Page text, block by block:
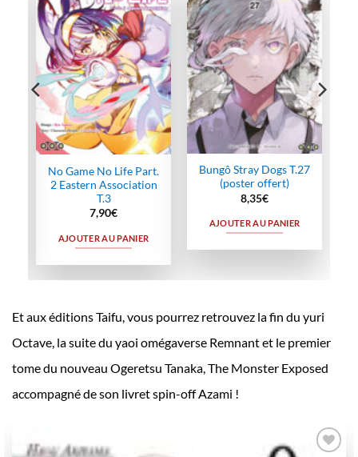
Ajouter
à la
wishlist
No Game No Life Part.
2 Eastern Association
T.3
7,90€
AJOUTER AU PANIER
Ajouter
à la
wishlist
Bungô Stray Dogs T.27
(poster offert)
8,35€
AJOUTER AU PANIER
Et aux éditions Taifu, vous pourrez retrouvez la fin du yuri
Octave, la suite du yaoi omégaverse Remnant et le premier
tome du nouveau Ogeretsu Tanaka, The Monster Exposed
accompagné de son livret spin-off Azami !